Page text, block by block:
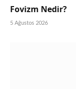
Fovizm Nedir?
5 Ağustos 2026